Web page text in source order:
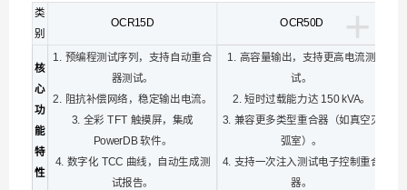
+
类
别
OCR15D OCR50D
核
心
功
能
特
性
1. 预编程测试序列，支持自动重合
器测试。
2. 阻抗补偿网络，稳定输出电流。
3. 全彩 TFT 触摸屏，集成
PowerDB 软件。
4. 数字化 TCC 曲线，自动生成测
试报告。
1. 高容量输出，支持更高电流测
试。
2. 短时过载能力达 150 kVA。
3. 兼容更多类型重合器（如真空灭
弧室）。
4. 支持一次注入测试电子控制重合
器。